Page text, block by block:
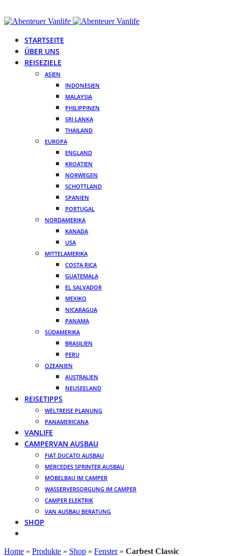
STARTSEITE
ÜBER UNS
REISEZIELE
ASIEN
INDONESIEN
MALAYSIA
PHILIPPINEN
SRI LANKA
THAILAND
EUROPA
ENGLAND
KROATIEN
NORWEGEN
SCHOTTLAND
SPANIEN
PORTUGAL
NORDAMERIKA
KANADA
USA
MITTELAMERIKA
COSTA RICA
GUATEMALA
EL SALVADOR
MEXIKO
NICARAGUA
PANAMA
SÜDAMERIKA
BRASILIEN
PERU
OZEANIEN
AUSTRALIEN
NEUSEELAND
REISETIPPS
WELTREISE PLANUNG
PANAMERICANA
VANLIFE
CAMPERVAN AUSBAU
FIAT DUCATO AUSBAU
MERCEDES SPRINTER AUSBAU
MÖBELBAU IM CAMPER
WASSERVERSORGUNG IM CAMPER
CAMPER ELEKTRIK
VAN AUSBAU BERATUNG
SHOP
Home » Produkte » Shop » Fenster » Carbest Classic